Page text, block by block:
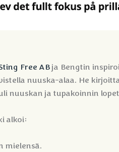
Free AB ja Bengtin
nuuska-alaa. He
nuuskan ja tupakoinnin
alkoi:
mielensä.